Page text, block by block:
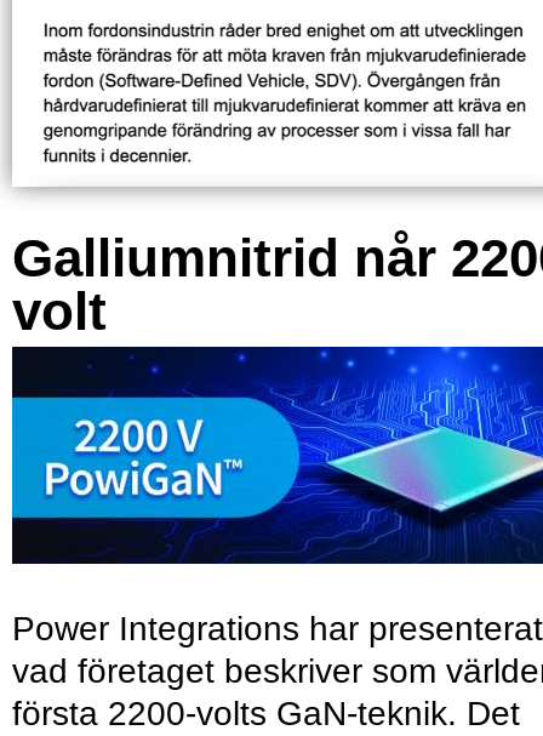
Galliumnitrid når
volt
Power Integrations har presenterat
vad företaget beskriver som
första 2200-volts GaN-teknik. Det